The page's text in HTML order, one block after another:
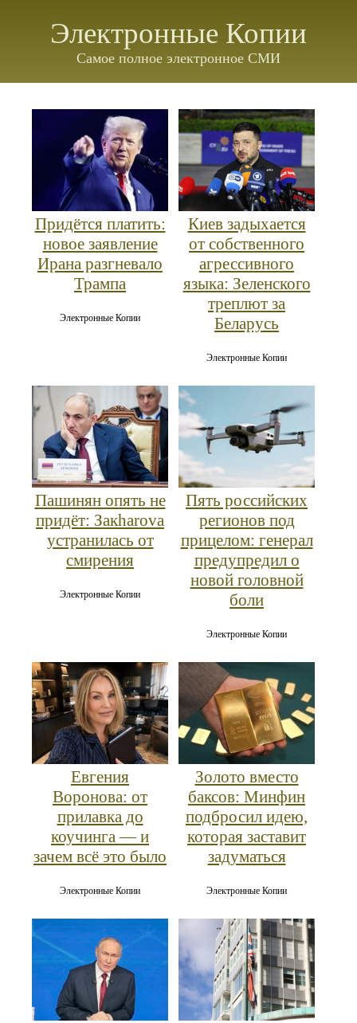
Электронные Копии
Самое полное электронное СМИ
Придётся платить:
новое заявление
Ирана разгневало
Трампа
Электронные Копии
Киев задыхается
от собственного
агрессивного
языка: Зеленского
треплют за
Беларусь
Электронные Копии
Пашинян опять не
придёт: Закharova
устранилась от
смирения
Электронные Копии
Пять российских
регионов под
прицелом: генерал
предупредил о
новой головной
боли
Электронные Копии
Евгения
Воронова: от
прилавка до
коучинга — и
зачем всё это было
Электронные Копии
Золото вместо
баксов: Минфин
подбросил идею,
которая заставит
задуматься
Электронные Копии